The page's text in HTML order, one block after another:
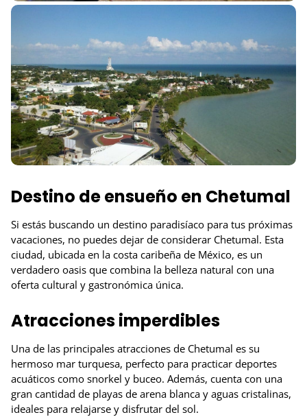
Destino de ensueño en Chetumal
Si estás buscando un destino paradisíaco para tus próximas
vacaciones, no puedes dejar de considerar Chetumal. Esta
ciudad, ubicada en la costa caribeña de México, es un
verdadero oasis que combina la belleza natural con una
oferta cultural y gastronómica única.
Atracciones imperdibles
Una de las principales atracciones de Chetumal es su
hermoso mar turquesa, perfecto para practicar deportes
acuáticos como snorkel y buceo. Además, cuenta con una
gran cantidad de playas de arena blanca y aguas cristalinas,
ideales para relajarse y disfrutar del sol.